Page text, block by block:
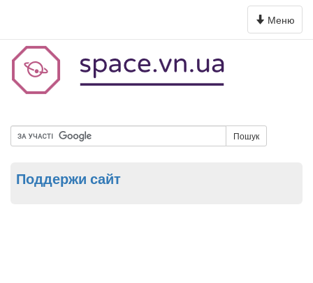
Toggle
navigation
Меню
Пошук
Поддержи сайт